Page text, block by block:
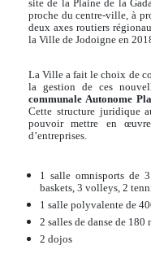
site de la Plaine de la
proche du centre-ville, à
deux axes routiers
la Ville de Jodoigne en
La Ville a fait le choix de
la gestion de ces
communale Autonome
Cette structure juridique
pouvoir mettre en
d’entreprises.
1 salle omnisports de
baskets, 3 volleys, 2
1 salle polyvalente de
2 salles de danse de 180
2 dojos